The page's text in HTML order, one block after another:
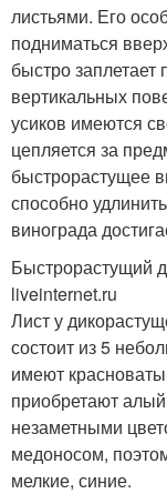
листьями. Его
подниматься
быстро заплетает
вертикальных
усиков имеются
цепляется за
быстрорастущее
способно
винограда
Быстрорастущий
liveinternet.ru
Лист у
состоит из 5
имеют
приобретают
незаметными
медоносом,
мелкие, синие.